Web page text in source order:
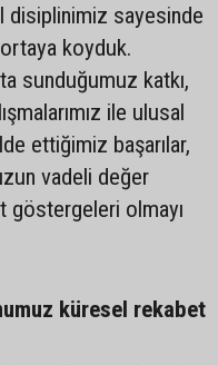
disiplinimiz sayesinde
ortaya koyduk.
sunduğumuz katkı,
ile ulusal
ettiğimiz başarılar,
vadeli değer
göstergeleri olmayı
küresel rekabet